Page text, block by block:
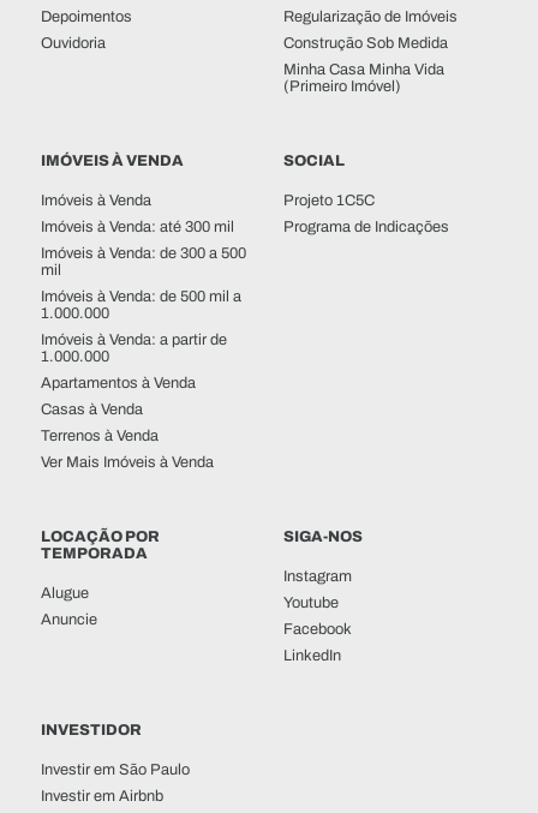
Depoimentos
Ouvidoria
Regularização de Imóveis
Construção Sob Medida
Minha Casa Minha Vida
(Primeiro Imóvel)
IMÓVEIS À VENDA
Imóveis à Venda
Imóveis à Venda: até 300 mil
Imóveis à Venda: de 300 a 500
mil
Imóveis à Venda: de 500 mil a
1.000.000
Imóveis à Venda: a partir de
1.000.000
Apartamentos à Venda
Casas à Venda
Terrenos à Venda
Ver Mais Imóveis à Venda
SOCIAL
Projeto 1C5C
Programa de Indicações
LOCAÇÃO POR
TEMPORADA
Alugue
Anuncie
SIGA-NOS
Instagram
Youtube
Facebook
LinkedIn
INVESTIDOR
Investir em São Paulo
Investir em Airbnb